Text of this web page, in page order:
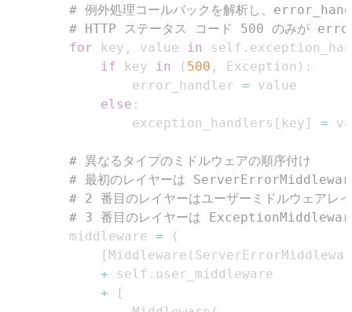
# 例外処理コ​​ールバックを解析し、
# HTTP ステータス コード 500 のみが
for key , value in self .
if key in ( 500 , Exception ) :
                error_handler
=
else :
                exception_handlers
[ key ] =
# 異なるタイプのミドルウェアの順序付け
# 最初のレイヤーは ServerErrorMiddleware
# 2 番目のレイヤーはユーザーミドルウェアレ
# 3 番目のレイヤーは ExceptionMiddleware
        middleware
=
(
[ Middleware (
+ self .
+
[